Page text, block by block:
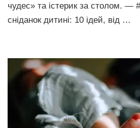
чудес» та істерик за столом. —
сніданок дитині: 10 ідей, від …